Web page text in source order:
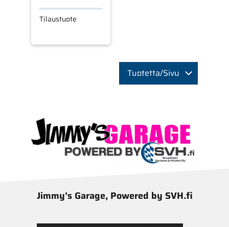
Tilaustuote
Tuotetta/Sivu
Jimmy’s Garage, Powered by SVH.fi